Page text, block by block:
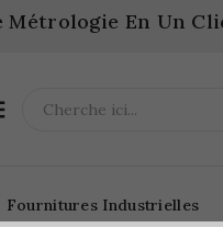
Métrologie En Un
Fournitures Industrielles